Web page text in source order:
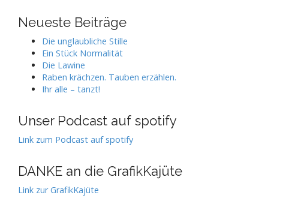
Neueste Beiträge
Die unglaubliche Stille
Ein Stück Normalität
Die Lawine
Raben krächzen. Tauben erzählen.
Ihr alle – tanzt!
Unser Podcast auf spotify
Link zum Podcast auf spotify
DANKE an die GrafikKajüte
Link zur GrafikKajüte